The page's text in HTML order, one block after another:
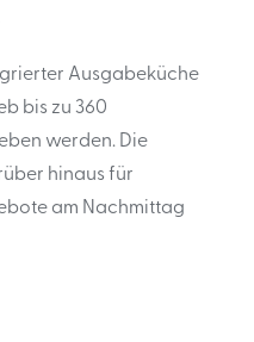
Ausgabeküche
bis zu 360
werden. Die
hinaus für
am Nachmittag